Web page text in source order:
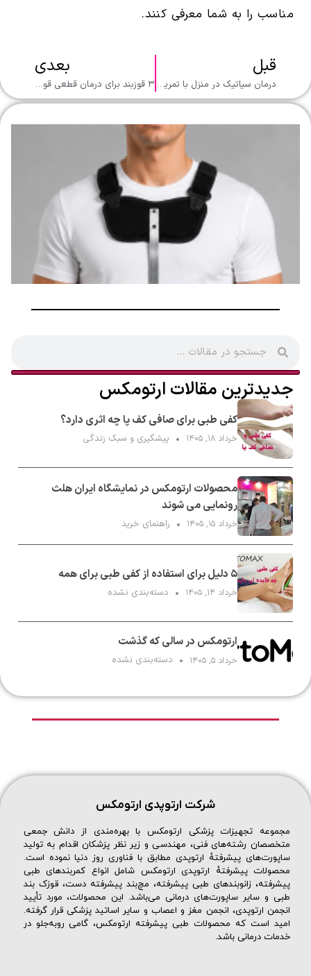
مناسب را به شما معرفی کنند.
قبل
درمان سیاتیک در منزل با تمرین درمان
بعدی
۳ قوزبند برای درمان قطعی قوز کمر
جدیدترین مقالات ارتومکس
کفی طبی برای صافی کف پا چه اثری دارد؟
خرداد ۱۸, ۱۴۰۵ پیشگیری و سبک زندگی
محصولات ارتومکس در نمایشگاه ایران هلث
رونمایی می شوند
خرداد ۱۵, ۱۴۰۵ راهنمای خرید
۵ دلیل برای استفاده از کفی طبی برای همه
خرداد ۱۴, ۱۴۰۵ دسته‌بندی نشده
ارتومکس در سالی که گذشت
خرداد ۵, ۱۴۰۵ دسته‌بندی نشده
شرکت ارتوپدی ارتومکس
مجموعه تجهیزات پزشکی ارتومکس با بهره‌مندی از دانش جمعی
متخصصان رشته‌های فنی، مهندسی و زیر نظر پزشکان اقدام به تولید
ساپورت‌های پیشرفتهٔ ارتوپدی مطابق با فناوری روز دنیا نموده است.
محصولات پیشرفتهٔ ارتوپدی ارتومکس شامل انواع کمربندهای طبی
پیشرفته، زانوبندهای طبی پیشرفته، مچ‌بند پیشرفته دست، قوزک بند
طبی و سایر ساپورت‌های درمانی می‌باشد. این محصولات، مورد تأیید
انجمن ارتوپدی، انجمن مغز و اعصاب و سایر اساتید پزشکی قرار گرفته.
امید است که محصولات طبی پیشرفته ارتومکس، گامی روبه‌جلو در
خدمات درمانی باشد.